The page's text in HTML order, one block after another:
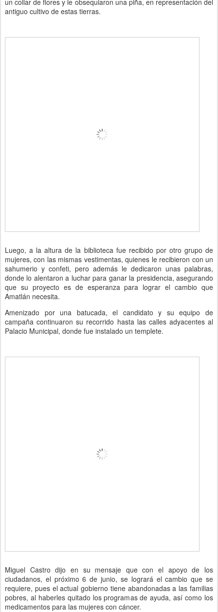
antiguo cultivo de estas tierras.
Luego, a la altura de la biblioteca fue recibido por otro grupo de
mujeres, con las mismas vestimentas, quienes le recibieron con un
sahumerio y confeti, pero además le dedicaron unas palabras,
donde lo alentaron a luchar para ganar la presidencia, asegurando
que su proyecto es de esperanza para lograr el cambio que
Amatlán necesita.
Amenizado por una batucada, el candidato y su equipo de
campaña continuaron su recorrido hasta las calles adyacentes al
Palacio Municipal, donde fue instalado un templete.
Miguel Castro dijo en su mensaje que con el apoyo de los
ciudadanos, el próximo 6 de junio, se logrará el cambio que se
requiere, pues el actual gobierno tiene abandonadas a las familias
pobres, al haberles quitado los programas de ayuda, así como los
medicamentos para las mujeres con cáncer.